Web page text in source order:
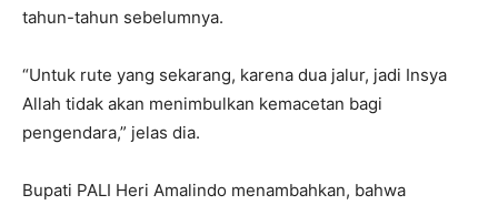
tahun-tahun sebelumnya.
“Untuk rute yang sekarang, karena dua jalur, jadi Insya
Allah tidak akan menimbulkan kemacetan bagi
pengendara,” jelas dia.
Bupati PALI Heri Amalindo menambahkan, bahwa